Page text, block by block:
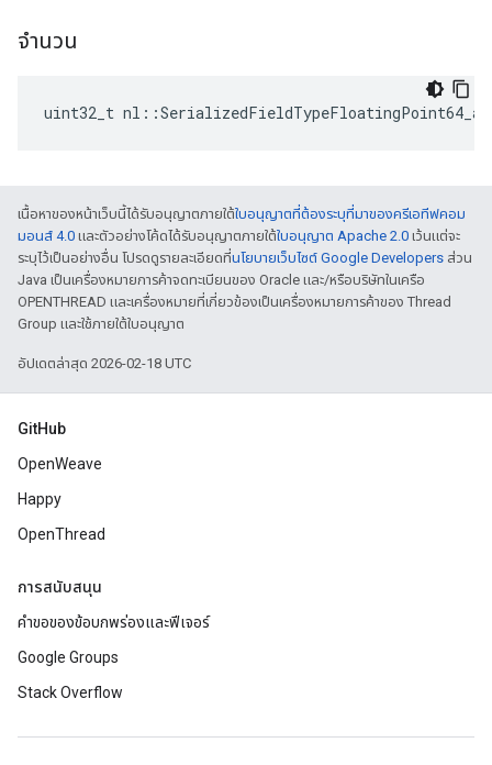
จำนวน
uint32_t
เนื้อหาของหน้าเว็บนี้ได้รับอนุญาตภายใต้ใบอนุญาตที่ต้องระบุที่มาของครีเอทีฟคอม
มอนส์ 4.0 และตัวอย่างโค้ดได้รับอนุญาตภายใต้ใบอนุญาต Apache 2.0 เว้นแต่จะ
ระบุไว้เป็นอย่างอื่น โปรดดูรายละเอียดที่นโยบายเว็บไซต์ Google Developers ส่วน
Java เป็นเครื่องหมายการค้าจดทะเบียนของ Oracle และ/หรือบริษัทในเครือ
OPENTHREAD และเครื่องหมายที่เกี่ยวข้องเป็นเครื่องหมายการค้าของ Thread
Group และใช้ภายใต้ใบอนุญาต
อัปเดตล่าสุด 2026-02-18 UTC
GitHub
OpenWeave
Happy
OpenThread
การสนับสนุน
คำขอของข้อบกพร่องและฟีเจอร์
Google Groups
Stack Overflow